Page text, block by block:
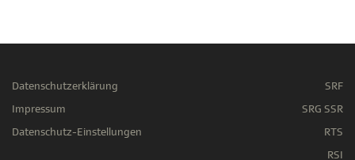
Datenschutzerklärung
Impressum
Datenschutz-Einstellungen
SRF
SRG SSR
RTS
RSI